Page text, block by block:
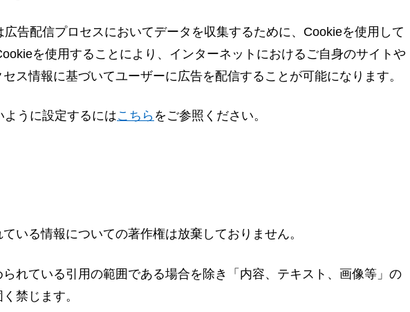
広告配信プロセスにおいてデータを収集するために、Cookieを使用して
を使用することにより、インターネットにおけるご自身のサイトや
ス情報に基づいてユーザーに広告を配信することが可能になります。
うに設定するにはこちら をご参照ください。
いる情報についての著作権は放棄しておりません。
れている引用の範囲である場合を除き「内容、テキスト、画像等」の
禁じます。